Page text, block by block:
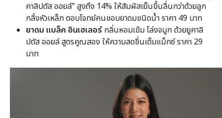
คาลิปตัส ออยล์” สูงถึง 14% ให้สัมผัสเย็นขึ้นลื่นกว่าด้วยลูก
กลิ้งหัวเหล็ก ตอบโจทย์คนชอบยาดมชนิดน้ำ ราคา 49 บาท
ยาดม แบล็ค อินเฮเลอร์ กลิ่นหอมเข้ม โล่งจมูก ด้วยยูคาลิ
ปตัส ออยล์ สูตรคูณสอง ให้ความสดชื่นเต็มแม็กซ์ ราคา 29
บาท